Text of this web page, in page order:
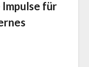
für